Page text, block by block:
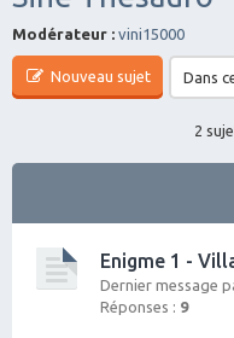
Modérateur : vini15000
Nouveau sujet
2
Enigme 1 -
Dernier message
Réponses : 9